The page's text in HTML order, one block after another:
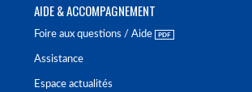
AIDE & ACCOMPAGNEMENT
Foire aux questions / Aide
Assistance
Espace actualités